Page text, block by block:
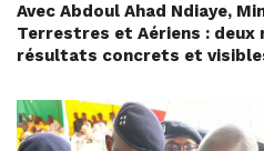
Avec Abdoul Ahad Ndiaye,
Terrestres et Aériens : deux
résultats concrets et